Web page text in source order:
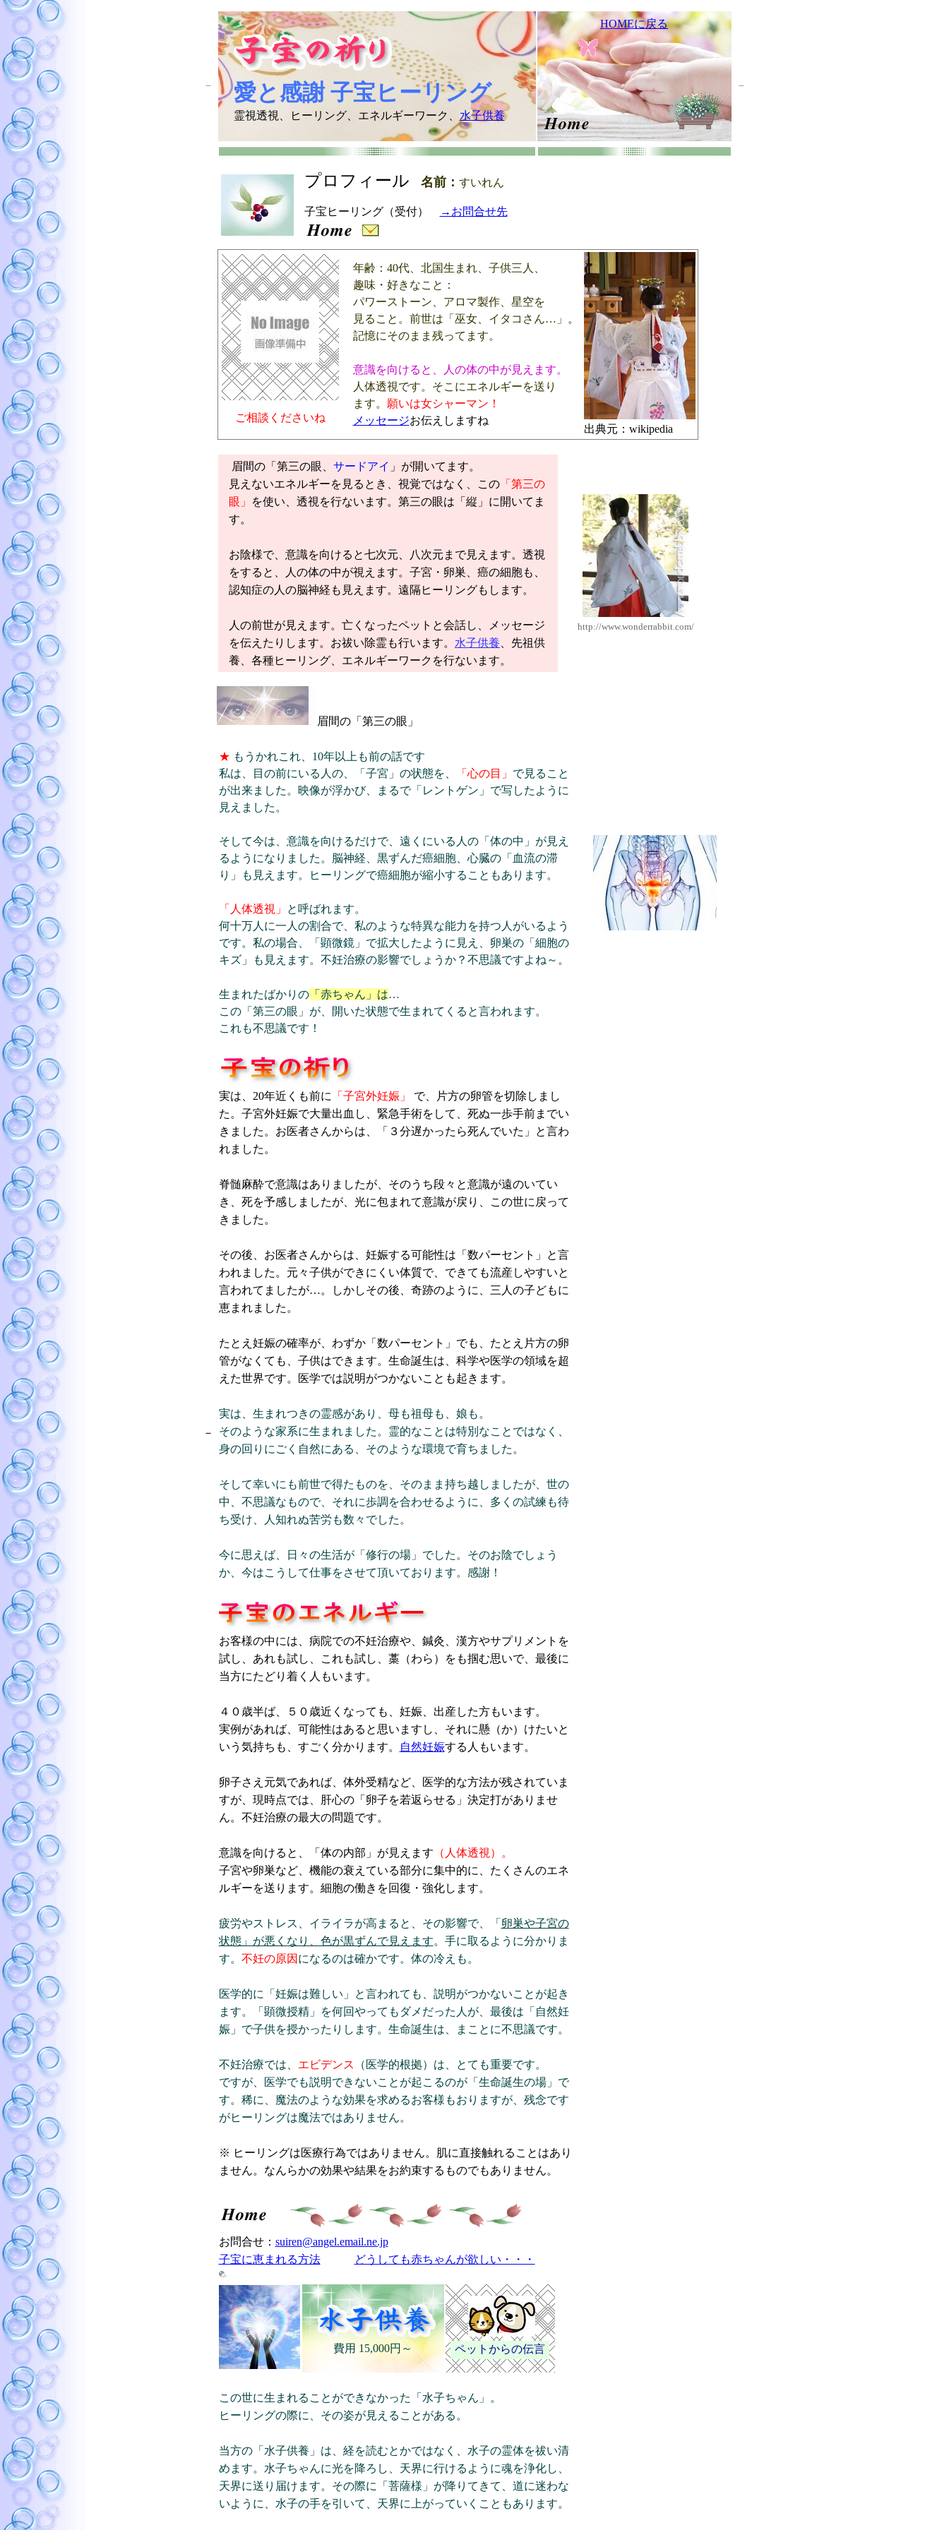
－ 愛と感謝 子宝ヒーリング
霊視透視、ヒーリング、エネルギーワーク、 水子供養
HOMEに戻る
－
－
プロフィール 名前： すいれん
子宝ヒーリング（受付） →お問合せ先
年齢：40代、北国生まれ、子供三人
趣味・好きなこと：
パワーストーン、 アロマ製作、 星空を
見ること。前世は「巫女、イタコさん…」。
記憶にそのまま残ってます。
意識を向けると、人の体の中が見えます。
人体透視です。そこにエネルギーを送り
ます。 願いは女シャーマン！
メッセージお伝えしますね
ご相談くださいね
出典元：wikipedia
眉間の「第三の眼、 サードアイ 」が開いてます。
見えないエネルギーを見るとき、視覚ではなく、この 「第三の
眼」
を使い、透視を行ないます。第三の眼は「縦」に開いてま
す。
お陰様で、意識を向けると七次元、八次元まで見えます。透視
をすると、人の体の中が視えます。子宮・卵巣、癌の細胞も、
認知症の人の脳神経も見えます。遠隔ヒーリングもします。
人の前世が見えます。亡くなったペットと会話し、メッセージ
を伝えたりします。お祓い除霊も行います。 水子供養 、先祖供
養、各種ヒーリング、エネルギーワークを行ないます。
http://www.wonderrabbit.com/
眉間の「第三の眼」
★ もうかれこれ、10年以上も前の話です
私は、目の前にいる人の、「子宮」の状態を、
「心の目」 で見ること
が出来ました。映像が浮かび、まるで「レントゲン」で写したように
見えました。
そして今は、意識を向けるだけで、遠くにいる人の「体の中」が見え
るようになりました。脳神経、黒ずんだ癌細胞、心臓の「血流の滞
り」も見えます。ヒーリングで癌細胞が縮小することもあります。
「人体透視」
と呼ばれます。
何十万人に一人の割合で、私のような特異な能力を持つ人がいるよう
です。私の場合、「顕微鏡」で拡大したように見え、卵巣の「細胞の
キズ」も見えます。不妊治療の影響でしょうか？不思議ですよね～。
生まれたばかりの「赤ちゃん」は…
この「第三の眼」が、開いた状態で生まれてくると言われます。
これも不思議です！
実は、20年近くも前に 「子宮外妊娠」 で、片方の卵管を切除しまし
た。子宮外妊娠で大量出血し、緊急手術をして、死ぬ一歩手前までい
きました。お医者さんからは、「３分遅かったら死んでいた」と言わ
れました。
脊髄麻酔で意識はありましたが、そのうち段々と意識が遠のいてい
き、死を予感しましたが、光に包まれて意識が戻り、この世に戻って
きました。
その後、お医者さんからは、妊娠する可能性は「数パーセント」と言
われました。元々子供ができにくい体質で、できても流産しやすいと
言われてましたが…。しかしその後、奇跡のように、三人の子どもに
恵まれました。
たとえ妊娠の確率が、わずか「数パーセント」でも、たとえ片方の卵
管がなくても、子供はできます。生命誕生は、科学や医学の領域を超
えた世界です。医学では説明がつかないことも起きます。
実は、生まれつきの霊感があり、母も祖母も、娘も。
そのような家系に生まれました。霊的なことは特別なことではなく、
身の回りにごく自然にある、そのような環境で育ちました。
そして幸いにも前世で得たものを、そのまま持ち越しましたが、世の
中、不思議なもので、それに歩調を合わせるように、多くの試練も待
ち受け、人知れぬ苦労も数々でした。
今に思えば、日々の生活が「修行の場」でした。そのお陰でしょう
か、今はこうして仕事をさせて頂いております。感謝！
お客様の中には、病院での不妊治療や、鍼灸、漢方やサプリメントを
試し、あれも試し、これも試し、藁（わら）をも掴む思いで、最後に
当方にたどり着く人もいます。
４０歳半ば、５０歳近くなっても、妊娠、出産した方もいます。
実例があれば、可能性はあると思いますし、それに懸（か）けたいと
いう気持ちも、すごく分かります。
自然妊娠する人もいます。
卵子さえ元気であれば、体外受精など、医学的な方法が残されていま
すが、現時点では、肝心の「卵子を若返らせる」決定打がありませ
ん。不妊治療の最大の問題です。
意識を向けると、「体の内部」が見えます （人体透視）。
子宮や卵巣など、機能の衰えている部分に集中的に、たくさんのエネ
ルギーを送ります。細胞の働きを回復・強化します。
疲労やストレス、イライラが高まると、その影響で、「 卵巣や子宮の
状態」が悪くなり、色が黒ずんで見えます。手に取るように分かりま
す。 不妊の原因 になるのは確かです。体の冷えも。
医学的に「妊娠は難しい」と言われても、説明がつかないことが起き
ます。「顕微授精」を何回やってもダメだった人が、最後は「自然妊
娠」で子供を授かったりします。生命誕生は、まことに不思議です。
不妊治療では、 エビデンス （医学的根拠）は、とても重要です。
ですが、医学でも説明できないことが起こるのが「生命誕生の場」で
す。稀に、魔法のような効果を求めるお客様もおりますが、残念です
がヒーリングは魔法ではありません。
※ ヒーリングは医療行為ではありません。肌に直接触れることはあり
ません。なんらかの効果や結果をお約束するものでもありません。
お問合せ： suiren@angel.email.ne.jp
子宝に恵まれる方法
どうしても赤ちゃんが欲しい・・・
費用 15,000円～ ペットからの伝言
この世に生まれることができなかった「水子ちゃん」。
ヒーリングの際に、その姿が見えることがある。
当方の「水子供養」は、経を読むとかではなく、水子の霊体を祓い清
めます。水子ちゃんに光を降ろし、天界に行けるように魂を浄化し、
天界に送り届けます。その際に「菩薩様」が降りてきて、道に迷わな
いように、水子の手を引いて、天界に上がっていくこともあります。